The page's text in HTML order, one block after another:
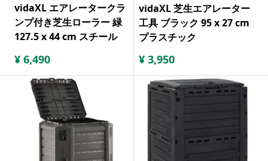
vidaXL エアレータークラ
ンプ付き芝生ローラー 緑
127.5 x 44 cm スチール
¥ 6,490
vidaXL 芝生エアレーター
工具 ブラック 95 x 27 cm
プラスチック
¥ 3,950